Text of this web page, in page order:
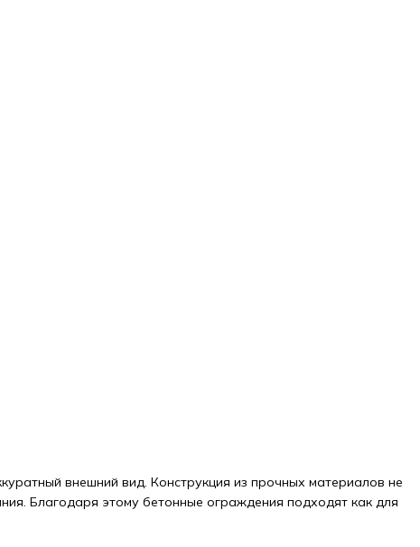
внешний вид. Конструкция из прочных материалов не
Благодаря этому бетонные ограждения подходят как для